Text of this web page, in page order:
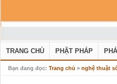
TRANG CHỦ PHẬT PHÁP
Bạn đang đọc: Trang chủ » nghệ thuật